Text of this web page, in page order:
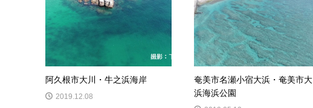
阿久根市大川・牛之浜海岸
2019.12.08
奄美市名瀬小宿大浜・奄美市大
浜海浜公園